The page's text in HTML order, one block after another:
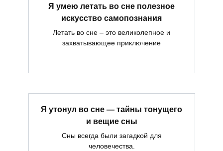
Я умею летать во сне полезное
искусство самопознания
Летать во сне – это великолепное и
захватывающее приключение
Я утонул во сне — тайны тонущего
и вещие сны
Сны всегда были загадкой для
человечества.